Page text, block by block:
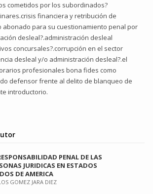
cometidos por los subordinados?
financiera y retribución de
abonado para su cuestionamiento penal por
desleal?.administración desleal
concursales?.corrupción en el sector
desleal y/o administración desleal?.el
profesionales bona fides como
defensor frente al delito de blanqueo de
introductorio.
PENAL DE LAS
JURIDICAS EN ESTADOS
DE AMERICA
GOMEZ JARA DIEZ